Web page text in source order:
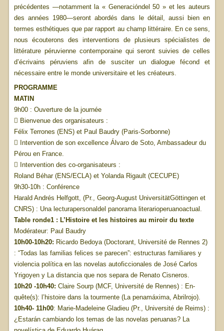
précédentes —notamment la « Generacióndel 50 » et les auteurs
des années 1980—seront abordés dans le détail, aussi bien en
termes esthétiques que par rapport au champ littéraire. En ce sens,
nous écouterons des interventions de plusieurs spécialistes de
littérature péruvienne contemporaine qui seront suivies de celles
d’écrivains péruviens afin de susciter un dialogue fécond et
nécessaire entre le monde universitaire et les créateurs.
PROGRAMME
MATIN
9h00 : Ouverture de la journée
 Bienvenue des organisateurs :
Félix Terrones (ENS) et Paul Baudry (Paris-Sorbonne)
 Intervention de son excellence Álvaro de Soto, Ambassadeur du
Pérou en France.
 Intervention des co-organisateurs :
Roland Béhar (ENS/ECLA) et Yolanda Rigault (CECUPE)
9h30-10h : Conférence
Harald Andrés Helfgott, (Pr., Georg-August UniversitätGöttingen et
CNRS) : Una lecturapersonaldel panorama literarioperuanoactual.
Table ronde1 : L’Histoire et les histoires au miroir du texte
Modérateur: Paul Baudry
10h00-10h20: Ricardo Bedoya (Doctorant, Université de Rennes 2)
: “Todas las familias felices se parecen”: estructuras familiares y
violencia política en las novelas autoficcionales de José Carlos
Yrigoyen y La distancia que nos separa de Renato Cisneros.
10h20 -10h40: Claire Sourp (MCF, Université de Rennes) : En-
quête(s): l’histoire dans la tourmente (La penamáxima, Abrilrojo).
10h40- 11h00: Marie-Madeleine Gladieu (Pr., Université de Reims) :
¿Estarán cambiando los temas de las novelas peruanas? La